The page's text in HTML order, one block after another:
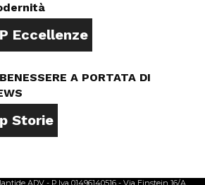
Eccellenze
A PORTATA DI
Storie